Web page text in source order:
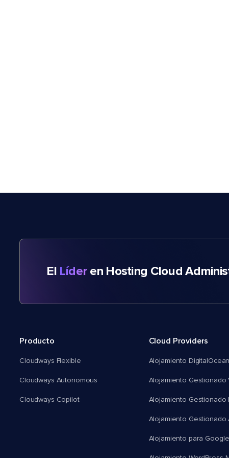
El Líder en Hosting Cloud
Producto
Cloudways Flexible
Cloudways Autonomous
Cloudways Copilot
Cloud Providers
Alojamiento DigitalOcean
Alojamiento Gestionado
Alojamiento Gestionado
Alojamiento Gestionado
Alojamiento para Google